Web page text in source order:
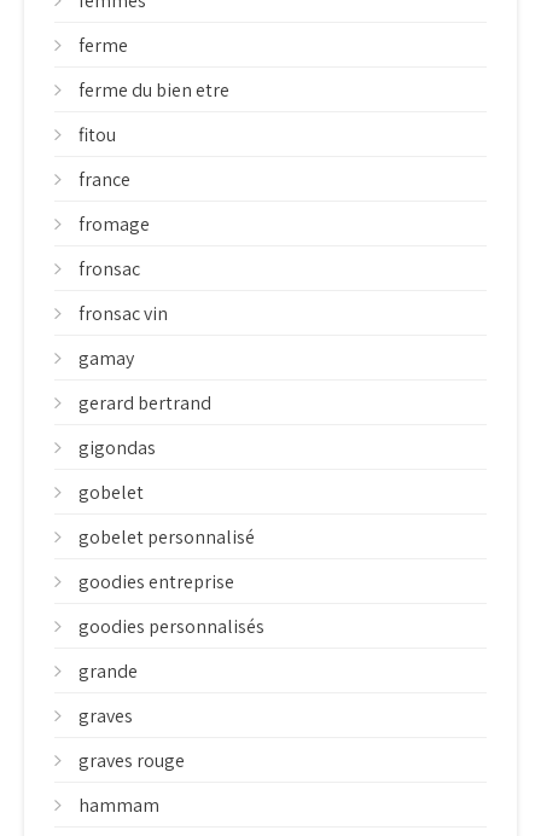
ferme
ferme du bien etre
fitou
france
fromage
fronsac
fronsac vin
gamay
gerard bertrand
gigondas
gobelet
gobelet personnalisé
goodies entreprise
goodies personnalisés
grande
graves
graves rouge
hammam